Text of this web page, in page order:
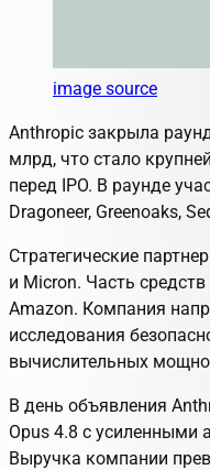
image source
Anthropic закрыла
млрд, что стало
перед IPO. В раунде
Dragoneer, Greenoaks,
Стратегические
и Micron. Часть
Amazon. Компания
исследования
вычислительных
В день объявления
Opus 4.8 с
Выручка компании